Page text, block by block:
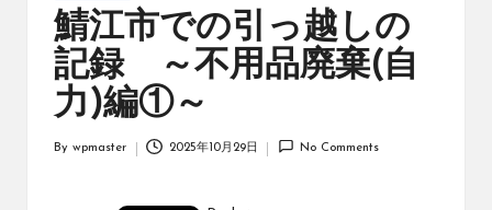
in
鯖江市での引っ越しの
記録 ～不用品廃棄(自
力)編①～
By wpmaster 2025年10月29日 No Comments